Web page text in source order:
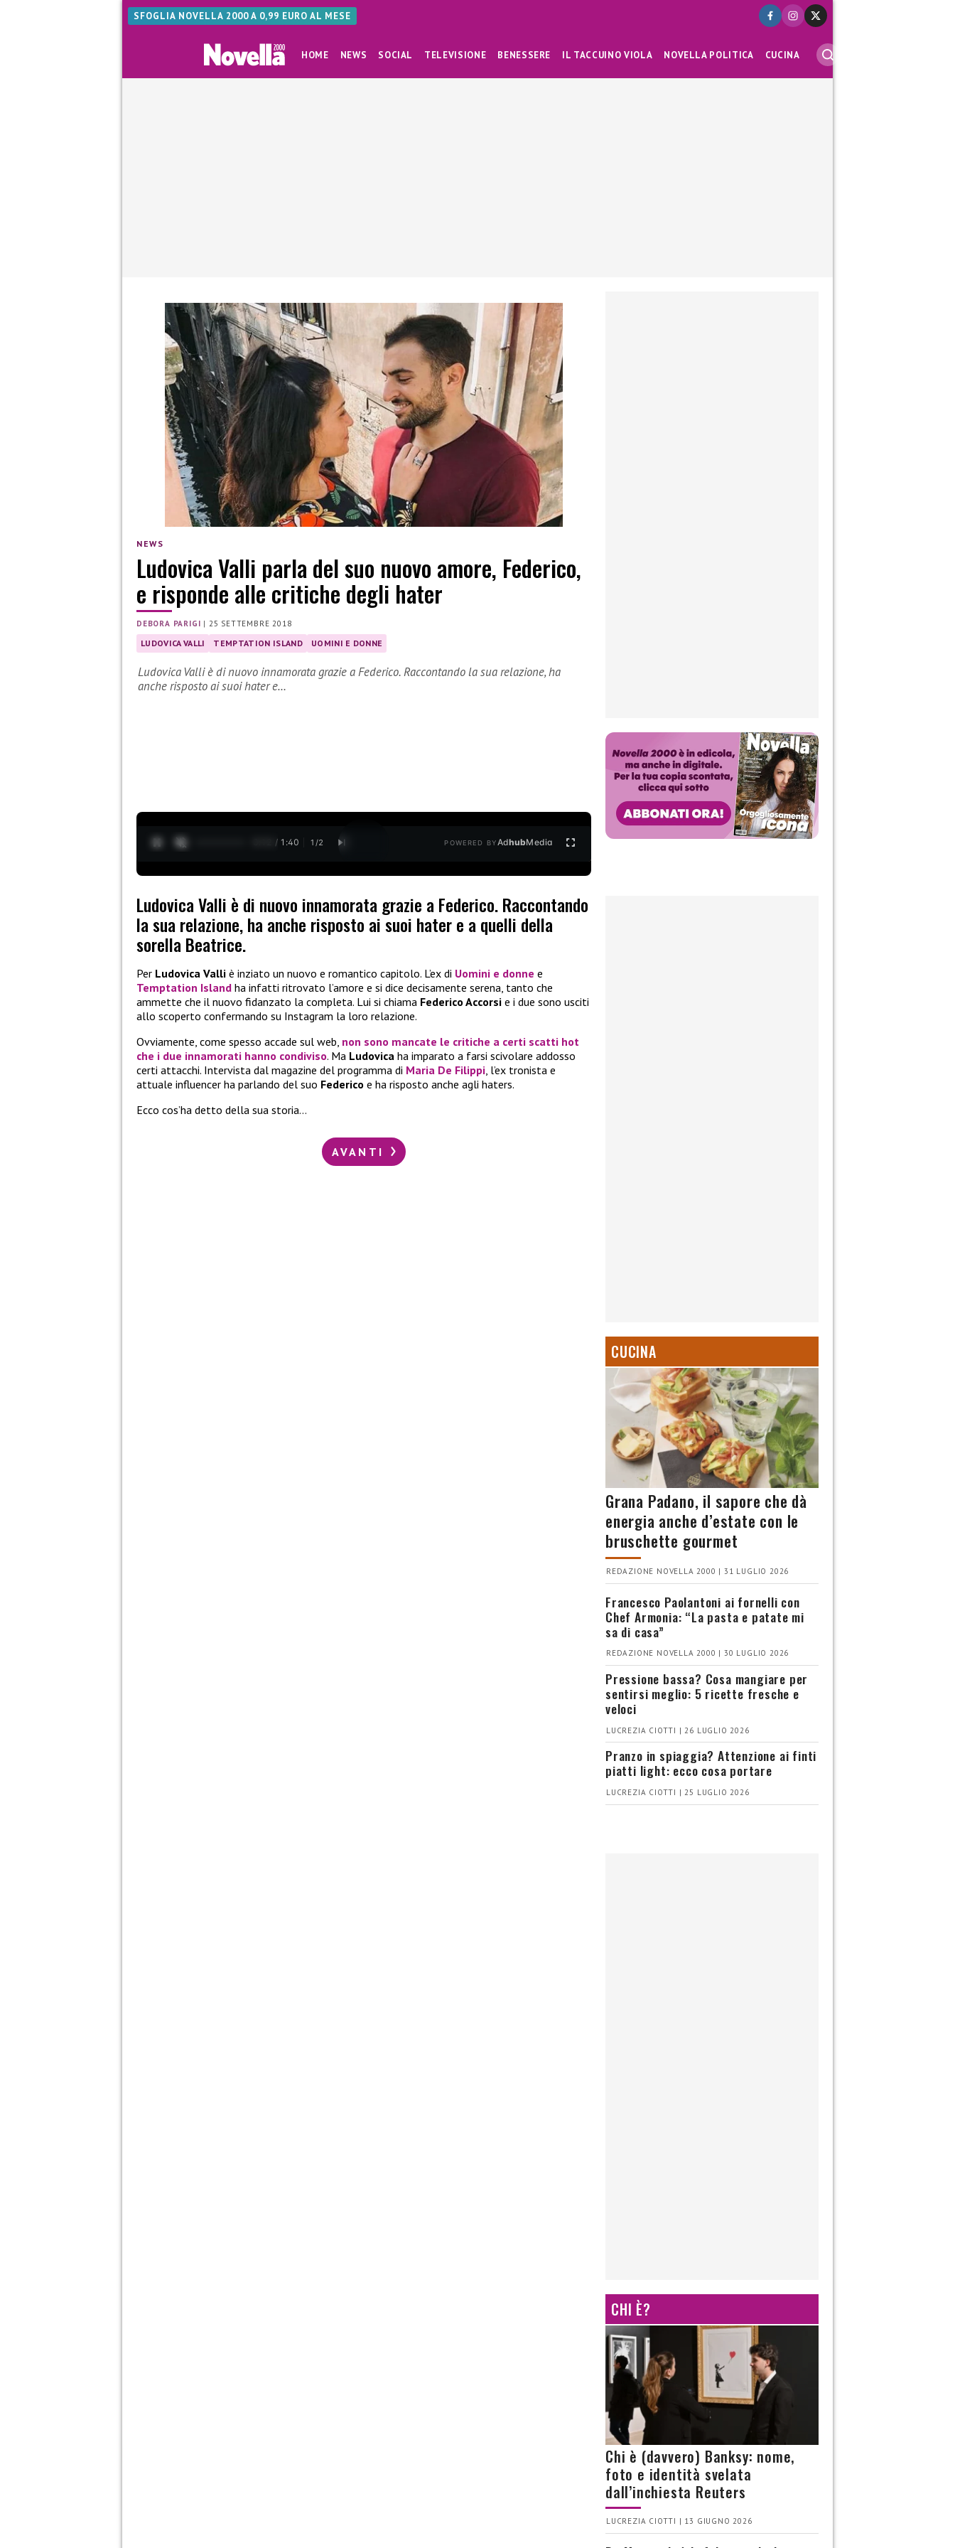
SFOGLIA NOVELLA 2000 A 0,99 EURO AL MESE
HOME NEWS SOCIAL TELEVISIONE BENESSERE IL TACCUINO VIOLA NOVELLA POLITICA CUCINA
NEWS
Ludovica Valli parla del suo nuovo amore, Federico,
e risponde alle critiche degli hater
DEBORA PARIGI | 25 SETTEMBRE 2018
LUDOVICA VALLI TEMPTATION ISLAND UOMINI E DONNE
Ludovica Valli è di nuovo innamorata grazie a Federico. Raccontando la sua relazione, ha
anche risposto ai suoi hater e…
0:12 / 1:40 1 /2 POWERED BYAdhubMedia
Ludovica Valli è di nuovo innamorata grazie a Federico. Raccontando
la sua relazione, ha anche risposto ai suoi hater e a quelli della
sorella Beatrice.
Per Ludovica Valli è inziato un nuovo e romantico capitolo. L’ex di Uomini e donne e
Temptation Island ha infatti ritrovato l’amore e si dice decisamente serena, tanto che
ammette che il nuovo fidanzato la completa. Lui si chiama Federico Accorsi e i due sono usciti
allo scoperto confermando su Instagram la loro relazione.
Ovviamente, come spesso accade sul web, non sono mancate le critiche a certi scatti hot
che i due innamorati hanno condiviso. Ma Ludovica ha imparato a farsi scivolare addosso
certi attacchi. Intervista dal magazine del programma di Maria De Filippi, l’ex tronista e
attuale influencer ha parlando del suo Federico e ha risposto anche agli haters.
Ecco cos’ha detto della sua storia…
AVANTI
CUCINA
Grana Padano, il sapore che dà
energia anche d’estate con le
bruschette gourmet
REDAZIONE NOVELLA 2000 | 31 LUGLIO 2026
Francesco Paolantoni ai fornelli con
Chef Armonia: “La pasta e patate mi
sa di casa”
REDAZIONE NOVELLA 2000 | 30 LUGLIO 2026
Pressione bassa? Cosa mangiare per
sentirsi meglio: 5 ricette fresche e
veloci
LUCREZIA CIOTTI | 26 LUGLIO 2026
Pranzo in spiaggia? Attenzione ai finti
piatti light: ecco cosa portare
LUCREZIA CIOTTI | 25 LUGLIO 2026
CHI È?
Chi è (davvero) Banksy: nome,
foto e identità svelata
dall’inchiesta Reuters
LUCREZIA CIOTTI | 13 GIUGNO 2026